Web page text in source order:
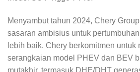
Menyambut tahun 2024, Chery
sasaran ambisius untuk
lebih baik. Chery berkomitmen untuk
serangkaian model PHEV dan BEV